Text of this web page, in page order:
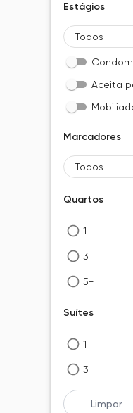
Estágios
Todos
Aceita
Marcadores
Todos
Quartos
1
3
5+
Suítes
1
3
Limpar